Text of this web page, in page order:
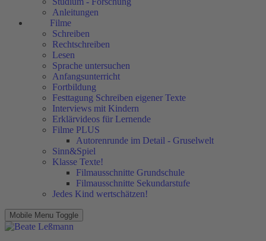
Anleitungen
Filme
Schreiben
Rechtschreiben
Lesen
Sprache untersuchen
Anfangsunterricht
Fortbildung
Festtagung Schreiben eigener Texte
Interviews mit Kindern
Erklärvideos für Lernende
Filme PLUS
Autorenrunde im Detail - Gruselwelt
Sinn&Spiel
Klasse Texte!
Filmausschnitte Grundschule
Filmausschnitte Sekundarstufe
Jedes Kind wertschätzen!
Mobile Menu Toggle